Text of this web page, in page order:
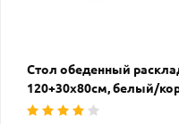
Стол обеденный
120+30х80см, белый/